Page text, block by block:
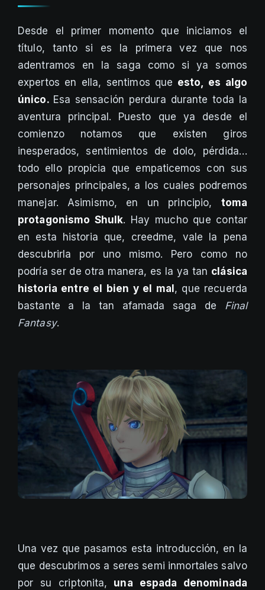
Desde el primer momento que iniciamos el
título, tanto si es la primera vez que nos
adentramos en la saga como si ya somos
expertos en ella, sentimos que esto, es algo
único. Esa sensación perdura durante toda la
aventura principal. Puesto que ya desde el
comienzo notamos que existen giros
inesperados, sentimientos de dolo, pérdida…
todo ello propicia que empaticemos con sus
personajes principales, a los cuales podremos
manejar. Asimismo, en un principio, toma
protagonismo Shulk. Hay mucho que contar
en esta historia que, creedme, vale la pena
descubrirla por uno mismo. Pero como no
podría ser de otra manera, es la ya tan clásica
historia entre el bien y el mal, que recuerda
bastante a la tan afamada saga de Final
Fantasy.
Una vez que pasamos esta introducción, en la
que descubrimos a seres semi inmortales salvo
por su criptonita, una espada denominada